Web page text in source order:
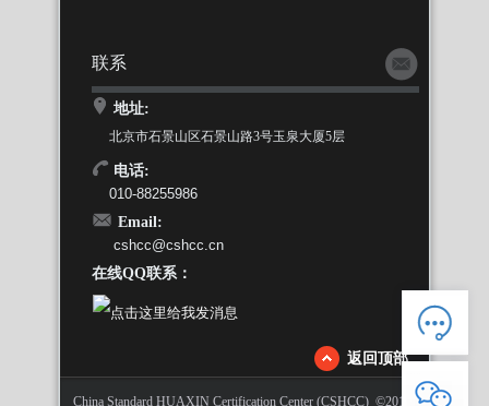
电话：88255986
联系
地址:
北京市石景山区石景山路3号玉泉大厦5层
电话:
010-88255986
Email:
cshcc@cshcc.cn
在线QQ联系：
返回顶部
China Standard HUAXIN Certification Center (CSHCC) ©2015-